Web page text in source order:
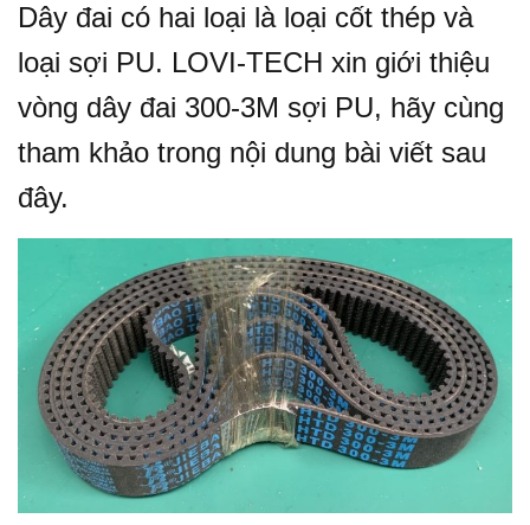
Dây đai có hai loại là loại cốt thép và
loại sợi PU. LOVI-TECH xin giới thiệu
vòng dây đai 300-3M sợi PU, hãy cùng
tham khảo trong nội dung bài viết sau
đây.